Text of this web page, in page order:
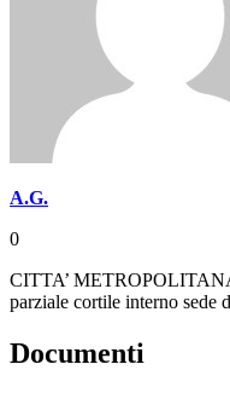
A.G.
0
CITTA’
parziale cortile interno sede
Documenti